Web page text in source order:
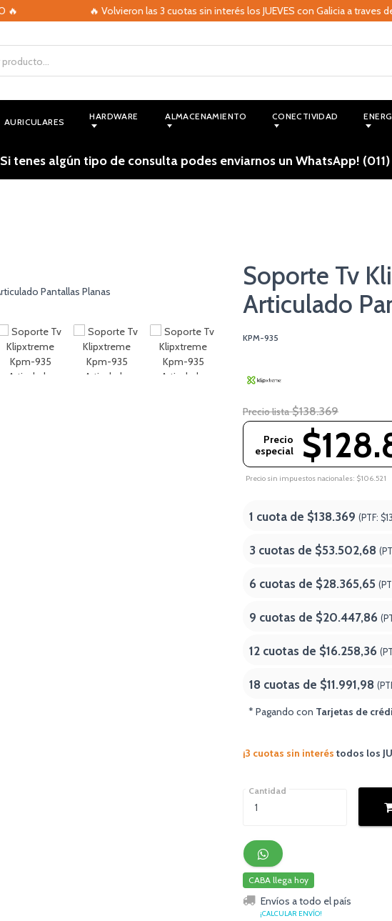
🔥 Volvieron las 3 cuotas sin interés los JUEVES con Galicia a traves de
AURICULARES HARDWARE ALMACENAMIENTO CONECTIVIDAD
Si tenes algún tipo de consulta podes enviarnos un WhatsApp! (011)
Soporte Tv
Articulado
KPM-935
Precio lista $138.369
Precio
especial
Precio sin impuestos nacionales: $106.521
1 cuota de $138.369 (PTF:
3 cuotas de $53.502,68
6 cuotas de $28.365,65
9 cuotas de $20.447,86
12 cuotas de $16.258,36
18 cuotas de $11.991,98
* Pagando con Tarjetas de
¡3 cuotas sin interés todos los
Cantidad
CABA llega hoy
Envíos a todo el país
¡CALCULAR ENVÍO!